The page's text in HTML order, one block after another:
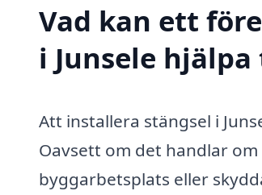
Vad kan ett
i Junsele
Att installera stängsel i
Oavsett om det handlar
byggarbetsplats eller